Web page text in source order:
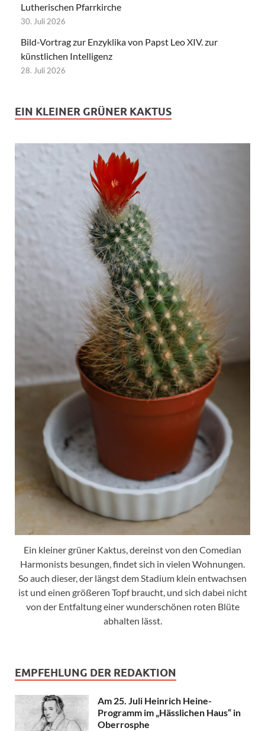
Lutherischen Pfarrkirche
30. Juli 2026
Bild-Vortrag zur Enzyklika von Papst Leo XIV. zur
künstlichen Intelligenz
28. Juli 2026
EIN KLEINER GRÜNER KAKTUS
Ein kleiner grüner Kaktus, dereinst von den Comedian
Harmonists besungen, findet sich in vielen Wohnungen.
So auch dieser, der längst dem Stadium klein entwachsen
ist und einen größeren Topf braucht, und sich dabei nicht
von der Entfaltung einer wunderschönen roten Blüte
abhalten lässt.
EMPFEHLUNG DER REDAKTION
Am 25. Juli Heinrich Heine-
Programm im „Hässlichen Haus“ in
Oberrosphe